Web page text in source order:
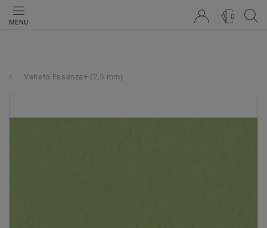
MENU
0
Veneto Essenza+ (2,5 mm)